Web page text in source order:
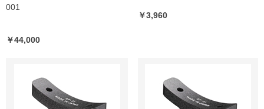
001
￥44,000
￥3,960